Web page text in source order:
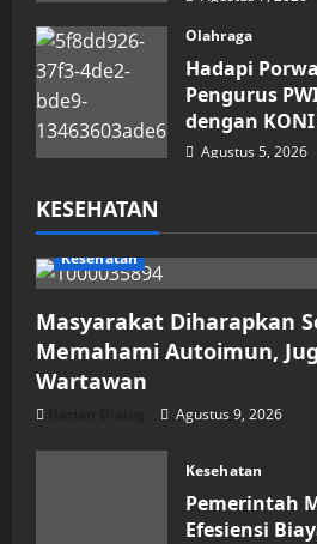
Olahraga
Hadapi
Pengurus
dengan
Agustus 5, 2026
KESEHATAN
Kesehatan
Masyarakat Diharapkan
Memahami Autoimun,
Wartawan
Agustus 9, 2026
Kesehatan
Pemerintah
Efesiensi